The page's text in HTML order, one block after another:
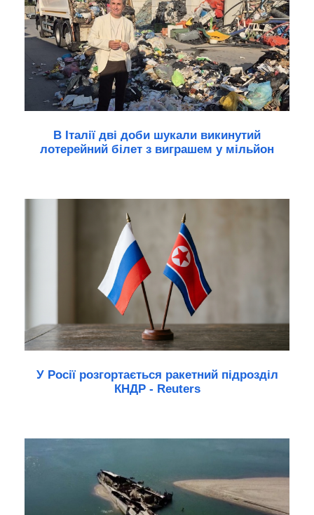
В Італії дві доби шукали викинутий
лотерейний білет з виграшем у мільйон
У Росії розгортається ракетний підрозділ
КНДР - Reuters